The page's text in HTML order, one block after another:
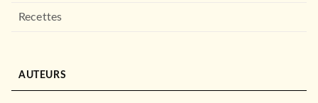
Recettes
AUTEURS